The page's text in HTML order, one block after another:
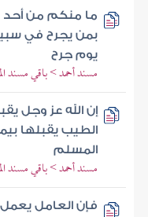
ما منكم من أحد
بمن يجرح في
يوم جرح
مسند أحمد > باقي مسند
إن الله عز وجل
الطيب يقبلها
المسلم
مسند أحمد > باقي مسند
فإن العامل